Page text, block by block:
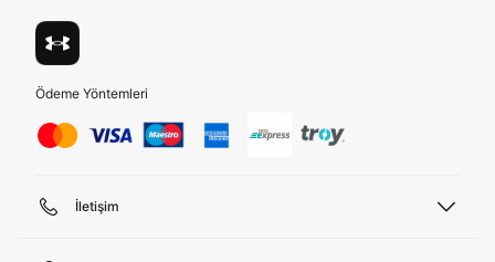
Ödeme Yöntemleri
İletişim